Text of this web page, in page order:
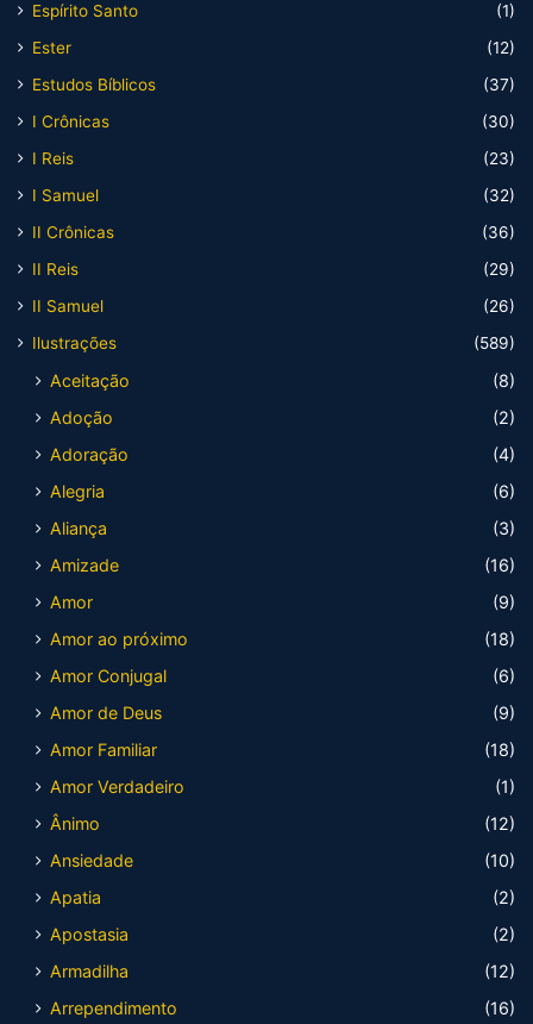
Espírito Santo
(1)
Ester
(12)
Estudos Bíblicos
(37)
I Crônicas
(30)
I Reis
(23)
I Samuel
(32)
II Crônicas
(36)
II Reis
(29)
II Samuel
(26)
Ilustrações
(589)
Aceitação
(8)
Adoção
(2)
Adoração
(4)
Alegria
(6)
Aliança
(3)
Amizade
(16)
Amor
(9)
Amor ao próximo
(18)
Amor Conjugal
(6)
Amor de Deus
(9)
Amor Familiar
(18)
Amor Verdadeiro
(1)
Ânimo
(12)
Ansiedade
(10)
Apatia
(2)
Apostasia
(2)
Armadilha
(12)
Arrependimento
(16)